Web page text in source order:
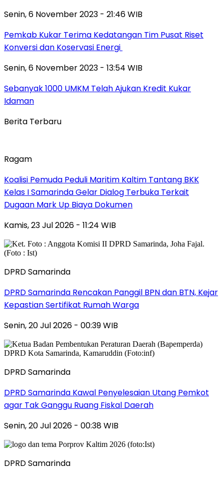
Senin, 6 November 2023 - 21:46 WIB
Pemkab Kukar Terima Kedatangan Tim Pusat Riset
Konversi dan Koservasi Energi
Senin, 6 November 2023 - 13:54 WIB
Sebanyak 1000 UMKM Telah Ajukan Kredit Kukar
Idaman
Berita Terbaru
Ragam
Koalisi Pemuda Peduli Maritim Kaltim Tantang BKK
Kelas I Samarinda Gelar Dialog Terbuka Terkait
Dugaan Mark Up Biaya Dokumen
Kamis, 23 Jul 2026 - 11:24 WIB
DPRD Samarinda
DPRD Samarinda Rencakan Panggil BPN dan BTN, Kejar
Kepastian Sertifikat Rumah Warga
Senin, 20 Jul 2026 - 00:39 WIB
DPRD Samarinda
DPRD Samarinda Kawal Penyelesaian Utang Pemkot
agar Tak Ganggu Ruang Fiskal Daerah
Senin, 20 Jul 2026 - 00:38 WIB
DPRD Samarinda